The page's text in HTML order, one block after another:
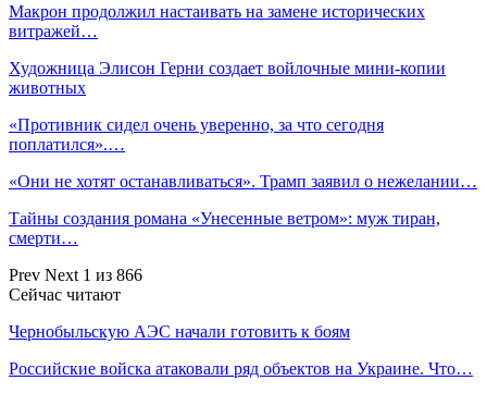
Макрон продолжил настаивать на замене исторических
витражей…
Художница Элисон Герни создает войлочные мини-копии
животных
«Противник сидел очень уверенно, за что сегодня
поплатился».…
«Они не хотят останавливаться». Трамп заявил о нежелании…
Тайны создания романа «Унесенные ветром»: муж тиран,
смерти…
Prev Next 1 из 866
Сейчас читают
Чернобыльскую АЭС начали готовить к боям
Российские войска атаковали ряд объектов на Украине. Что…